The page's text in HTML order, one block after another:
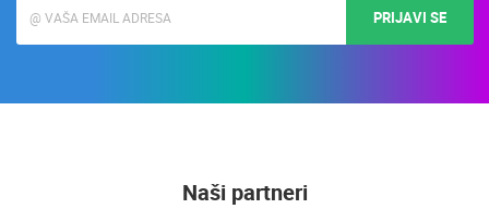
PRIJAVI SE
Naši partneri